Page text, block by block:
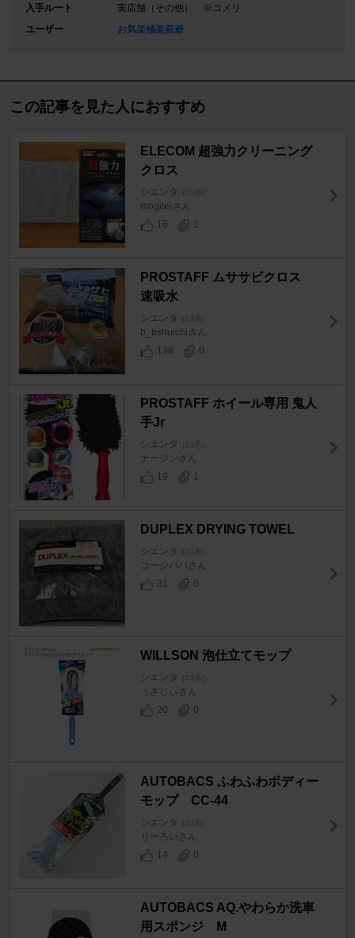
入手ルート
実店舗（その他） ※コメリ
ユーザー
お気楽極楽親爺
この記事を見た人におすすめ
ELECOM 超強力クリーニング
クロス
シエンタ [10系]
mogiteiさん
16
1
PROSTAFF ムササビクロス
速吸水
シエンタ [10系]
b_bshuichiさん
138
0
PROSTAFF ホイール専用 鬼人
手Jr
シエンタ [10系]
ナージンさん
19
1
DUPLEX DRYING TOWEL
シエンタ [10系]
コージパパさん
31
0
WILLSON 泡仕立てモップ
シエンタ [10系]
ぅさじぃさん
20
0
AUTOBACS ふわふわボディー
モップ CC-44
シエンタ [10系]
りーろいさん
14
0
AUTOBACS AQ.やわらか洗車
用スポンジ M